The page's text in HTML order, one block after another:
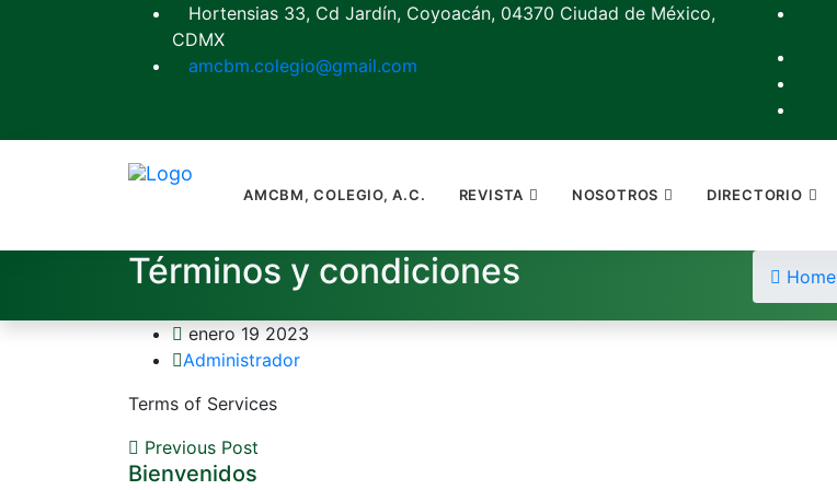
Hortensias 33, Cd Jardín, Coyoacán, 04370 Ciudad de México,
CDMX
amcbm.colegio@gmail.com
AMCBM, COLEGIO, A.C. REVISTA NOSOTROS DIRECTORIO
Términos y condiciones Home
enero 19 2023
Administrador
Terms of Services
Previous Post
Bienvenidos